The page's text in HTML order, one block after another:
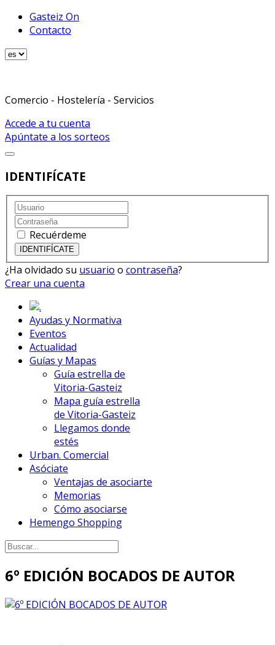
Gasteiz On
Contacto
Comercio - Hostelería - Servicios
Accede a tu cuenta
Apúntate a los sorteos
IDENTIFÍCATE
Recuérdeme
¿Ha olvidado su usuario o contraseña?
Crear una cuenta
.
Ayudas y Normativa
Eventos
Actualidad
Guías y Mapas
Guía estrella de
Vitoria-Gasteiz
Mapa guía estrella
de Vitoria-Gasteiz
Llegamos donde
estés
Urban. Comercial
Asóciate
Ventajas de asociarte
Memorias
Cómo asociarse
Hemengo Shopping
6º EDICIÓN BOCADOS DE AUTOR